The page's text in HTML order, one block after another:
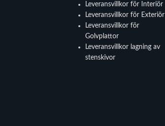
Leveransvillkor för Interiör
Leveransvillkor för Exteriör
Leveransvillkor för
Golvplattor
Leveransvillkor lagning av
stenskivor